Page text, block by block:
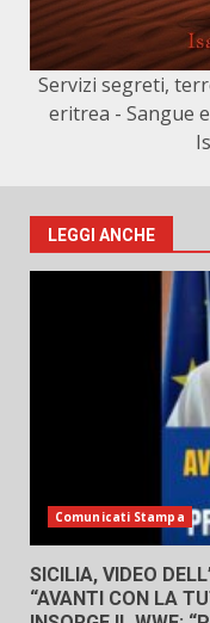
Servizi segreti,
eritrea - Sangue
LEGGI ANCHE
Comunicati Stampa
SICILIA, VIDEO
“AVANTI CON LA